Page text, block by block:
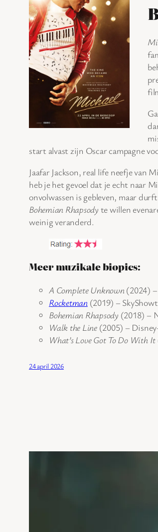
start alvast zijn Oscar campagne
Jaafar Jackson, real life neefje van
heb je het gevoel dat je echt naar
onvolwassen is gebleven, maar
Bohemian Rhapsody te willen
weinig veranderd.
Meer muzikale biopics:
A Complete Unknown(2024)
Rocketman(2019) –
Bohemian Rhapsody (2018) –
Walk the Line(2005) –
What’s Love Got To Do With It
24 april 2026